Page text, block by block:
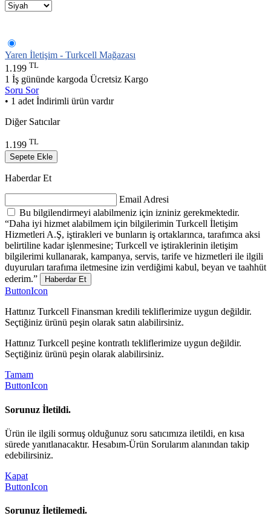
Yaren İletişim - Turkcell Mağazası
1.199 TL
1 İş gününde kargoda Ücretsiz Kargo
Soru Sor
• 1 adet İndirimli ürün vardır
Diğer Satıcılar
1.199 TL
Sepete Ekle
Haberdar Et
Email Adresi
Bu bilgilendirmeyi alabilmeniz için izniniz gerekmektedir.
“Daha iyi hizmet alabilmem için bilgilerimin Turkcell İletişim
Hizmetleri A.Ş, iştirakleri ve bunların iş ortaklarınca, tarafımca aksi
belirtiline kadar işlenmesine; Turkcell ve iştiraklerinin iletişim
bilgilerimi kullanarak, kampanya, servis, tarife ve hizmetleri ile ilgili
duyuruları tarafıma iletmesine izin verdiğimi kabul, beyan ve taahhüt
ederim.”
Haberdar Et
ButtonIcon
Hattınız Turkcell Finansman kredili tekliflerimize uygun değildir.
Seçtiğiniz ürünü peşin olarak satın alabilirsiniz.
Hattınız Turkcell peşine kontratlı tekliflerimize uygun değildir.
Seçtiğiniz ürünü peşin olarak alabilirsiniz.
Tamam
ButtonIcon
Sorunuz İletildi.
Ürün ile ilgili sormuş olduğunuz soru satıcımıza iletildi, en kısa
sürede yanıtlanacaktır. Hesabım-Ürün Sorularım alanından takip
edebilirsiniz.
Kapat
ButtonIcon
Sorunuz İletilemedi.